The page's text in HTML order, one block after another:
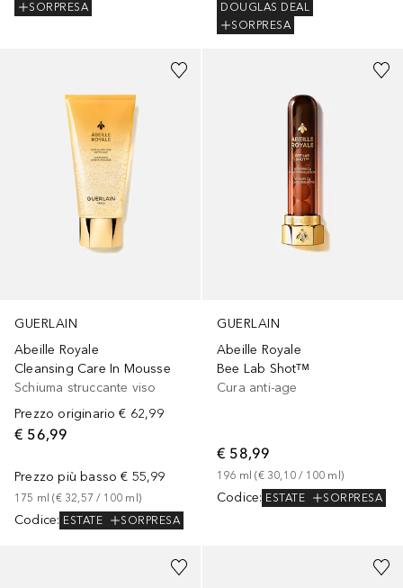
SORPRESA
DOUGLAS DEAL
SORPRESA
GUERLAIN
Abeille Royale
Cleansing Care In Mousse
Schiuma struccante viso
Prezzo originario € 62,99
€ 56,99
Prezzo più basso € 55,99
175 ml (€ 32,57 / 100 ml )
Codice: ESTATE SORPRESA
GUERLAIN
Abeille Royale
Bee Lab Shotᵀᴹ
Cura anti-age
€ 58,99
196 ml (€ 30,10 / 100 ml )
Codice: ESTATE SORPRESA